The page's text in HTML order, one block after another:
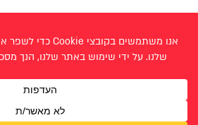
טהר גיבר
טל בן דור